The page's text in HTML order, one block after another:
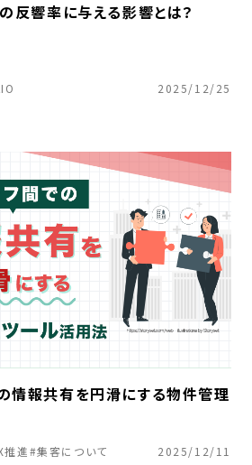
反響率に与える影響とは？
2025/12/25
情報共有を円滑にする物件管理
推進#集客について
2025/12/11